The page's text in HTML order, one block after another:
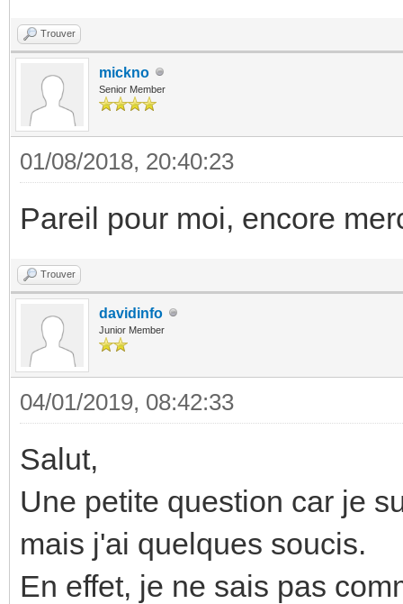
Trouver
mickno
Senior Member
01/08/2018, 20:40:23
Pareil pour moi, encore
Trouver
davidinfo
Junior Member
04/01/2019, 08:42:33
Salut,
Une petite question car je
mais j'ai quelques soucis.
En effet, je ne sais pas